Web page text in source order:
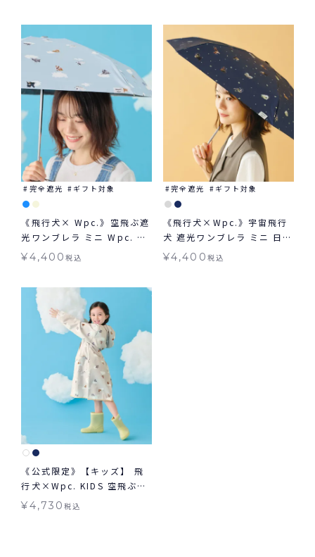
完全遮光 ギフト対象
《飛行犬× Wpc.》空飛ぶ遮
光ワンブレラ ミニ Wpc. ギ
フト対象 日傘 折りたたみ 晴
¥4,400税込
完全遮光 ギフト対象
《飛行犬×Wpc.》宇宙飛行
犬 遮光ワンブレラ ミニ 日傘
折りたたみ ギフト対象 晴雨
¥4,400 税込
《公式限定》【キッズ】 飛
行犬×Wpc. KIDS 空飛ぶレ
インコート 子ども用 キッズ
¥4,730税込